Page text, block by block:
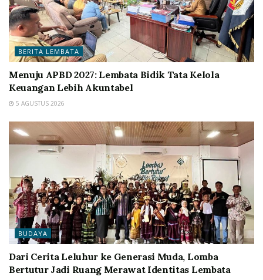
BERITA LEMBATA
Menuju APBD 2027: Lembata Bidik Tata Kelola
Keuangan Lebih Akuntabel
5 AGUSTUS 2026
BUDAYA
Dari Cerita Leluhur ke Generasi Muda, Lomba
Bertutur Jadi Ruang Merawat Identitas Lembata